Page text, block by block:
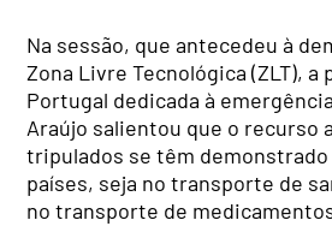
Na sessão, que antecedeu à
Zona Livre Tecnológica (ZLT), a
Portugal dedicada à
Araújo salientou que o recurso
tripulados se têm demonstrado
países, seja no transporte de
no transporte de